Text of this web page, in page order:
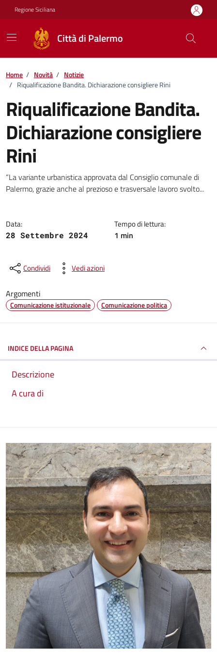
Vai ai contenuti
Vai al footer
Regione Siciliana
Città di Palermo
Home / Novità / Notizie
/ Riqualificazione Bandita. Dichiarazione consigliere Rini
Riqualificazione Bandita.
Dichiarazione consigliere
Rini
Dettagli della notizia
“La variante urbanistica approvata dal Consiglio comunale di
Palermo, grazie anche al prezioso e trasversale lavoro svolto...
Data:
28 Settembre 2024
Tempo di lettura:
1 min
Condividi Vedi azioni
Argomenti
Comunicazione istituzionale Comunicazione politica
INDICE DELLA PAGINA
Descrizione
A cura di